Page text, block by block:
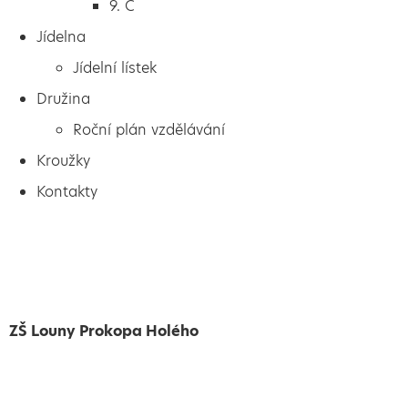
9. C
Jídelna
Jídelní lístek
Družina
Roční plán vzdělávání
Kroužky
Kontakty
ZŠ Louny Prokopa Holého